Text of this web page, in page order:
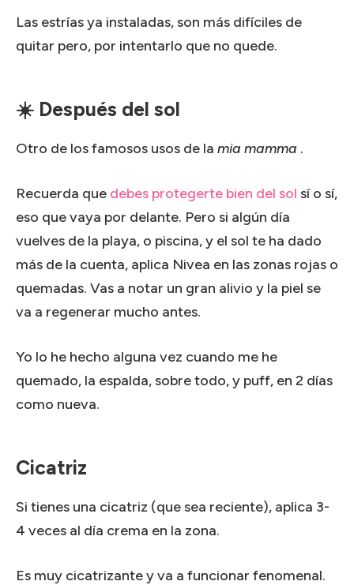
Las estrías ya instaladas, son más difíciles de
quitar pero, por intentarlo que no quede.
☀️ Después del sol
Otro de los famosos usos de la mia mamma .
Recuerda que debes protegerte bien del sol sí o sí,
eso que vaya por delante. Pero si algún día
vuelves de la playa, o piscina, y el sol te ha dado
más de la cuenta, aplica Nivea en las zonas rojas o
quemadas. Vas a notar un gran alivio y la piel se
va a regenerar mucho antes.
Yo lo he hecho alguna vez cuando me he
quemado, la espalda, sobre todo, y puff, en 2 días
como nueva.
Cicatriz
Si tienes una cicatriz (que sea reciente), aplica 3-
4 veces al día crema en la zona.
Es muy cicatrizante y va a funcionar fenomenal.